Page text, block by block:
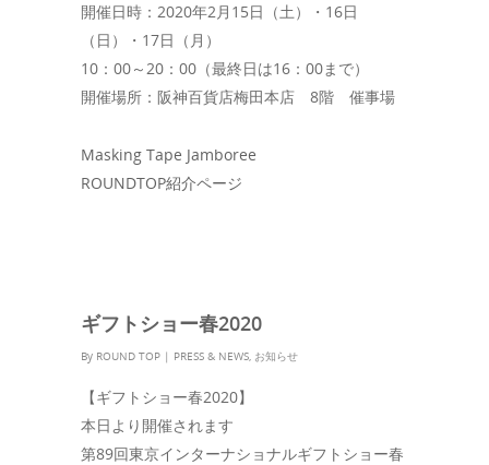
開催日時：2020年2月15日（土）・16日
（日）・17日（月​）
10：00～20：00（最終日は16：00まで）
開催場所：阪神百貨店梅田本店 8階 催事場
Masking Tape Jamboree
ROUNDTOP紹介ページ
ギフトショー春2020
By ROUND TOP | PRESS & NEWS, お知らせ
【ギフトショー春2020】
本日より開催されます
第89回東京インターナショナルギフトショー春